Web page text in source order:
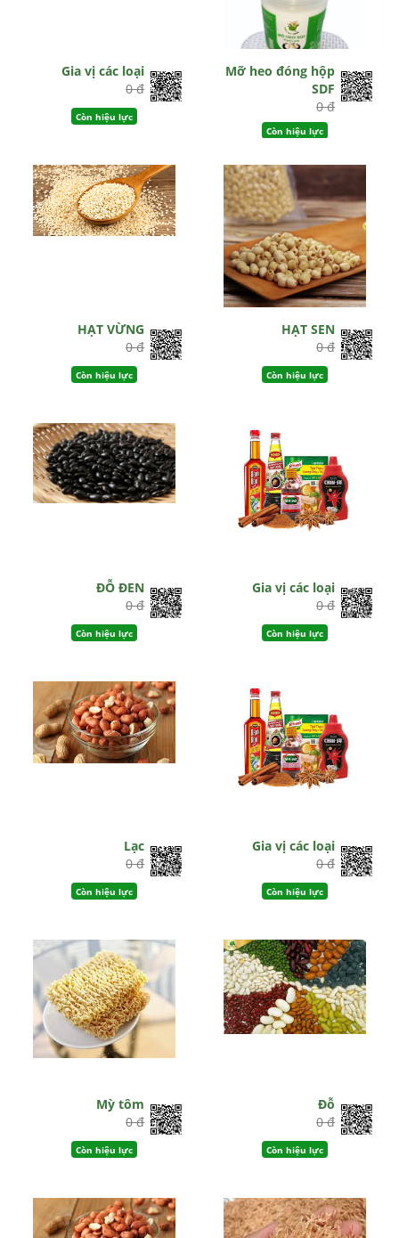
Gia vị các loại
0 đ
Còn hiệu lực
Mỡ heo đóng hộp
SDF
0 đ
Còn hiệu lực
HẠT VỪNG
0 đ
Còn hiệu lực
HẠT SEN
0 đ
Còn hiệu lực
ĐỖ ĐEN
0 đ
Còn hiệu lực
Gia vị các loại
0 đ
Còn hiệu lực
Lạc
0 đ
Còn hiệu lực
Gia vị các loại
0 đ
Còn hiệu lực
Mỳ tôm
0 đ
Còn hiệu lực
Đỗ
0 đ
Còn hiệu lực